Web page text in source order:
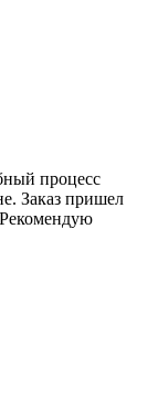
процесс
Заказ пришел